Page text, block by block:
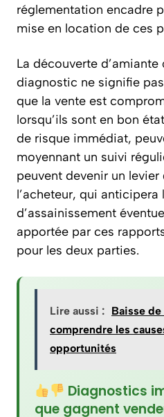
réglementation encadre
mise en location de ces
La découverte
diagnostic ne signifie
que la vente est
lorsqu’ils sont en bon
de risque immédiat,
moyennant un suivi
peuvent devenir un
l’acheteur, qui
d’assainissement
apportée par ces
pour les deux parties.
Lire aussi : Baisse
comprendre les
opportunités
Diagnostics
que gagnent